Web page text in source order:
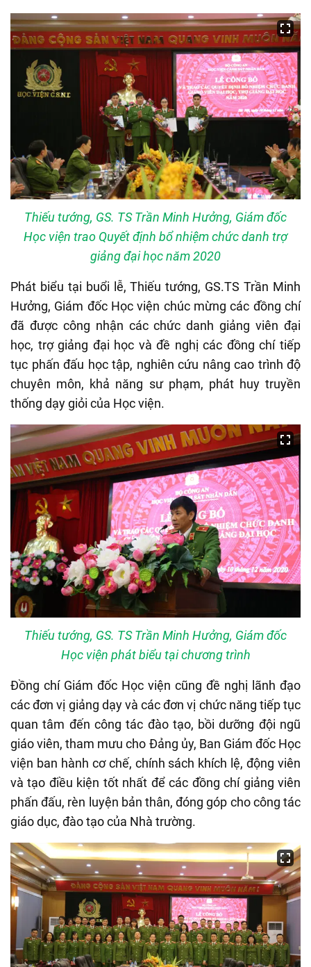
Thiếu tướng, GS. TS Trần Minh Hưởng, Giám đốc
Học viện trao Quyết định bổ nhiệm chức danh trợ
giảng đại học năm 2020
Phát biểu tại buổi lễ, Thiếu tướng, GS.TS Trần Minh
Hưởng, Giám đốc Học viện chúc mừng các đồng chí
đã được công nhận các chức danh giảng viên đại
học, trợ giảng đại học và đề nghị các đồng chí tiếp
tục phấn đấu học tập, nghiên cứu nâng cao trình độ
chuyên môn, khả năng sư phạm, phát huy truyền
thống dạy giỏi của Học viện.
Thiếu tướng, GS. TS Trần Minh Hưởng, Giám đốc
Học viện phát biểu tại chương trình
Đồng chí Giám đốc Học viện cũng đề nghị lãnh đạo
các đơn vị giảng dạy và các đơn vị chức năng tiếp tục
quan tâm đến công tác đào tạo, bồi dưỡng đội ngũ
giáo viên, tham mưu cho Đảng ủy, Ban Giám đốc Học
viện ban hành cơ chế, chính sách khích lệ, động viên
và tạo điều kiện tốt nhất để các đồng chí giảng viên
phấn đấu, rèn luyện bản thân, đóng góp cho công tác
giáo dục, đào tạo của Nhà trường.